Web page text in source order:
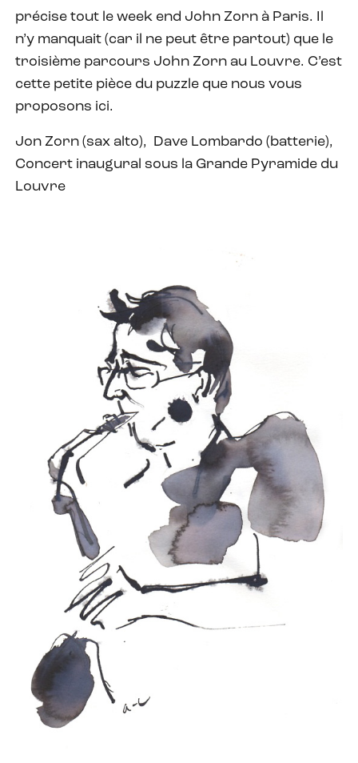
précise tout le week end John Zorn à Paris. Il
n’y manquait (car il ne peut être partout) que le
troisième parcours John Zorn au Louvre. C’est
cette petite pièce du puzzle que nous vous
proposons ici.
Jon Zorn (sax alto), Dave Lombardo (batterie),
Concert inaugural sous la Grande Pyramide du
Louvre